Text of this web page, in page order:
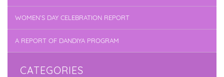
WOMEN’S DAY CELEBRATION REPORT
A REPORT OF DANDIYA PROGRAM
CATEGORIES